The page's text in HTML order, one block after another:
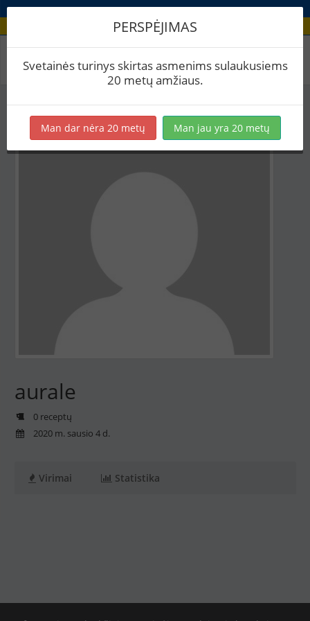
Aludario paskyra
aurale
0 receptų
2020 m. sausio 4 d.
Virimai Statistika
PERSPĖJIMAS
Svetainės turinys skirtas asmenims sulaukusiems
20 metų amžiaus.
Man dar nėra 20 metų Man jau yra 20 metų